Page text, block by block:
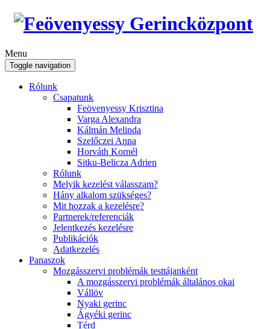
Menu
Toggle navigation
Rólunk
Csapatunk
Feövenyessy Krisztina
Varga Alexandra
Kálmán Melinda
Szelőczei Anna
Horváth Kornél
Sitku-Belicza Adrien
Rólunk
Melyik kezelést válasszam?
Hány alkalom szükséges?
Mit hozzak a kezelésre?
Partnerek/referenciák
Jelentkezés kezelésre
Publikációk
Adatkezelés
Panaszok
Mozgásszervi problémák testtájanként
A mozgásszervi problémák általános okai
Vállöv
Nyaki gerinc
Ágyéki gerinc
Térd